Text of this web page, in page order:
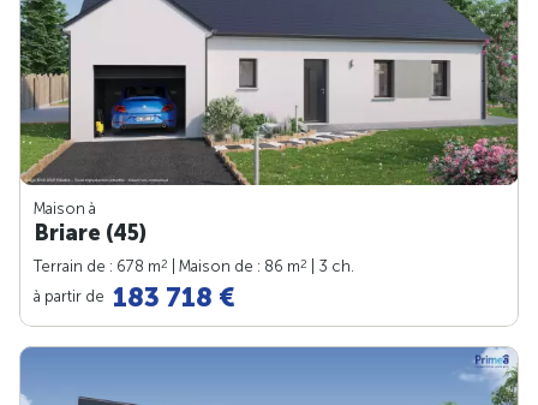
Maison à
Briare (45)
Terrain de : 678 m2 | Maison de : 86 m2
| 3 ch.
à partir de 183 718 €